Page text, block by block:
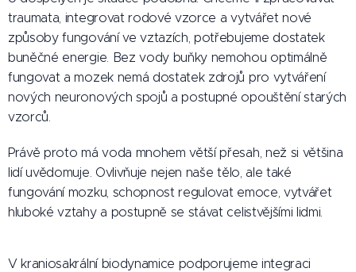
traumata, integrovat rodové vzorce a vytvářet nové
způsoby fungování ve vztazích, potřebujeme dostatek
buněčné energie. Bez vody buňky nemohou optimálně
fungovat a mozek nemá dostatek zdrojů pro vytváření
nových neuronových spojů a postupné opouštění starých
vzorců.
Právě proto má voda mnohem větší přesah, než si většina
lidí uvědomuje. Ovlivňuje nejen naše tělo, ale také
fungování mozku, schopnost regulovat emoce, vytvářet
hluboké vztahy a postupně se stávat celistvějšími lidmi.
V kraniosakrální biodynamice podporujeme integraci